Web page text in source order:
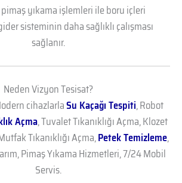
yıkama işlemleri ile boru içleri
sisteminin daha sağlıklı çalışması
sağlanır.
Neden Vizyon Tesisat?
cihazlarlaSu Kaçağı Tespiti, Robot
Açma, Tuvalet Tıkanıklığı Açma, Klozet
Tıkanıklığı Açma,Petek Temizleme,
Pimaş Yıkama Hizmetleri, 7/24 Mobil
Servis.